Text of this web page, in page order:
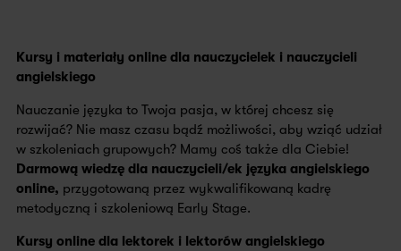
Kursy i materiały online dla nauczycielek i nauczycieli
angielskiego
Nauczanie języka to Twoja pasja, w której chcesz się
rozwijać? Nie masz czasu bądź możliwości, aby wziąć udział
w szkoleniach grupowych? Mamy coś także dla Ciebie!
Darmową wiedzę dla nauczycieli/ek języka angielskiego
online, przygotowaną przez wykwalifikowaną kadrę
metodyczną i szkoleniową Early Stage.
Kursy online dla lektorek i lektorów angielskiego